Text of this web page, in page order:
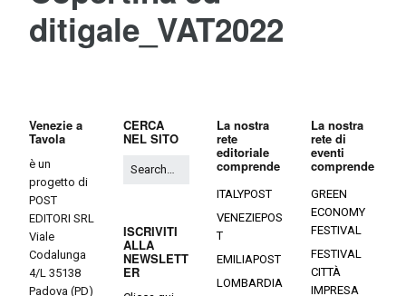
ditigale_VAT2022
Venezie a
Tavola
è un
progetto di
POST
EDITORI SRL
Viale
Codalunga
4/L 35138
Padova (PD)
CERCA
NEL SITO
ISCRIVITI
ALLA
NEWSLETT
ER
La nostra
rete
editoriale
comprende
ITALYPOST
VENEZIEPOS
T
EMILIAPOST
LOMBARDIA
La nostra
rete di
eventi
comprende
GREEN
ECONOMY
FESTIVAL
FESTIVAL
CITTÀ
IMPRESA